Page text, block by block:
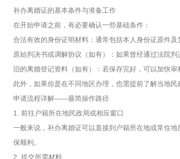
补办离婚证的基本条件与准备工作
在开始申请之前，有必要确认一些基础条件：
合法有效的身份证明材料：通常包括本人身份证原件及
原始判决书或调解协议（如有）：如果曾经通过法院
旧的离婚登记资料（如有）：若保存完好，可以加快审
此外，如果你是在不同地区办理，也需提前了解当地
申请流程详解——最简操作路径
1. 前往户籍所在地民政局或相应窗口
一般来说，补办离婚证可以直接到户籍所在地或常住
保顺利。
2. 提交所需材料